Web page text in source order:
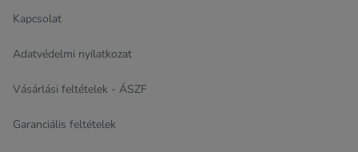
Kapcsolat
Adatvédelmi nyilatkozat
Vásárlási feltételek - ÁSZF
Garanciális feltételek